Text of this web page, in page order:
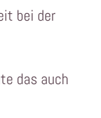
bei der
das auch